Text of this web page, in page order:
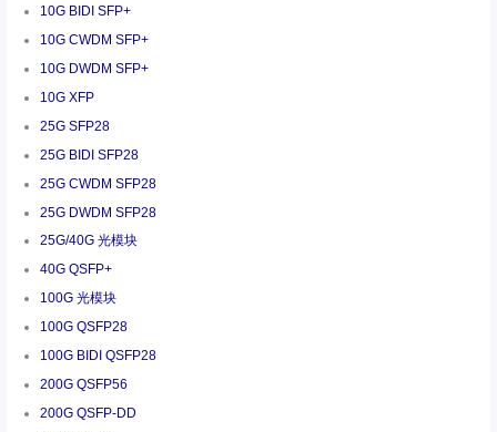
10G BIDI SFP+
10G CWDM SFP+
10G DWDM SFP+
10G XFP
25G SFP28
25G BIDI SFP28
25G CWDM SFP28
25G DWDM SFP28
25G/40G 光模块
40G QSFP+
100G 光模块
100G QSFP28
100G BIDI QSFP28
200G QSFP56
200G QSFP-DD